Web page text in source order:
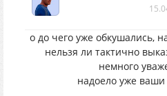
о до чего уже обкушались,
нельзя ли тактично
немного
надоело уже